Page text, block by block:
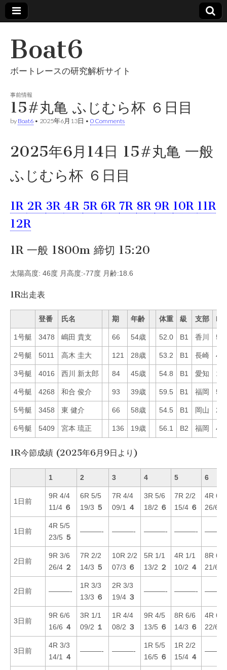
Boat6
ボートレースの研究解析サイト
事前情報
15#丸亀 ふじむら杯 ６日目
by Boat6 • 2025年6月13日 • 0 Comments
2025年6月14日 15#丸亀 一般
ふじむら杯 ６日目
1R 2R 3R 4R 5R 6R 7R 8R 9R 10R 11R
12R
1R 一般 1800m 締切 15:20
太陽高度: 46度 月高度:-77度 月齢:18.6
1R出走表
登番 氏名 期 年齢 体重 級 支部 Mo
1号艇 3478 嶋田 貴支 66 54歳 52.0 B1 香川 59
2号艇 5011 高木 圭大 121 28歳 53.2 B1 長崎 48
3号艇 4016 西川 新太郎 84 45歳 54.8 B1 愛知 10
4号艇 4268 和合 俊介 93 39歳 59.5 B1 福岡 55
5号艇 3458 東 健介 66 58歳 54.5 B1 岡山 20
6号艇 5409 宮本 琉正 136 19歳 56.1 B2 福岡 41
1R今節成績 (2025年6月9日より)
1 2 3 4 5 6
1日前
9R 4/4
11/4 ６
6R 5/5
19/3 ５
7R 4/4
09/1
４
3R 5/6
18/2 ６
7R 2/2
15/4 ６
4R 6/6
26/6
1日前
4R 5/5
23/5 ５
———- ———- ———- ———-
2日前
9R 3/6
26/4 ２
7R 2/2
14/3 ５
10R 2/2
07/3 ６
5R 1/1
13/2 ２
4R 1/1
10/2 ４
8R 6/6
21/6
2日前 ———-
1R 3/3
13/3 ６
2R 3/3
19/4 ３
———- ———-
3日前
9R 6/6
16/6 ４
3R 1/1
09/2 １
1R 4/4
08/2 ３
9R 4/5
13/5 ６
8R 6/6
14/3 ６
4R 6/6
22/6
3日前
4R 3/3
14/1
４
———- ———-
1R 5/5
16/5 ６
1R 2/2
15/4 ４